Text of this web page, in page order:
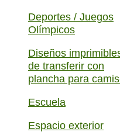
Deportes / Juegos
Olímpicos
Diseños
de transferir con
plancha para
Escuela
Espacio exterior